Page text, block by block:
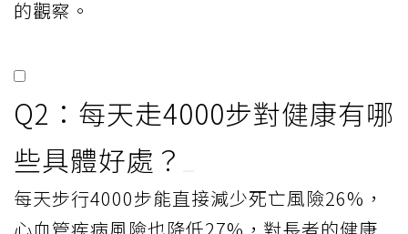
的觀察。
Q2：每天走4000步對健康有哪
些具體好處？
每天步行4000步能直接減少死亡風險26%，